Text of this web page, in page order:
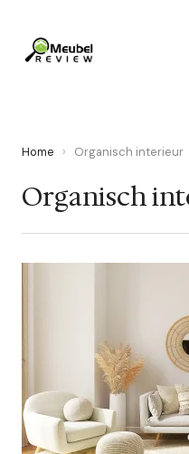
Home › Organisch interieur
Organisch